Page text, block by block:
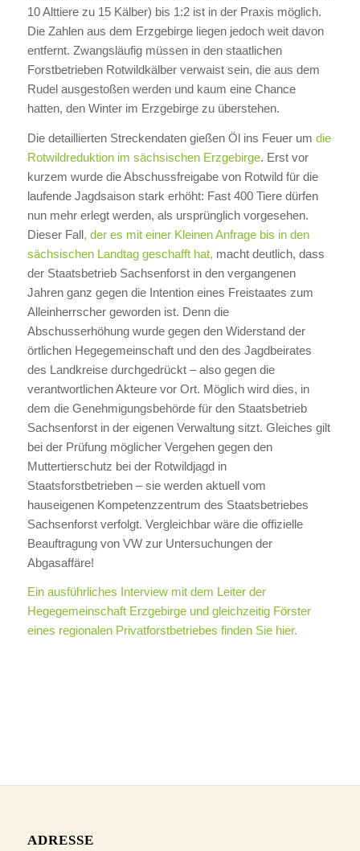
10 Alttiere zu 15 Kälber) bis 1:2 ist in der Praxis möglich.
Die Zahlen aus dem Erzgebirge liegen jedoch weit davon
entfernt. Zwangsläufig müssen in den staatlichen
Forstbetrieben Rotwildkälber verwaist sein, die aus dem
Rudel ausgestoßen werden und kaum eine Chance
hatten, den Winter im Erzgebirge zu überstehen.
Die detaillierten Streckendaten gießen Öl ins Feuer um die
Rotwildreduktion im sächsischen Erzgebirge. Erst vor
kurzem wurde die Abschussfreigabe von Rotwild für die
laufende Jagdsaison stark erhöht: Fast 400 Tiere dürfen
nun mehr erlegt werden, als ursprünglich vorgesehen.
Dieser Fall, der es mit einer Kleinen Anfrage bis in den
sächsischen Landtag geschafft hat, macht deutlich, dass
der Staatsbetrieb Sachsenforst in den vergangenen
Jahren ganz gegen die Intention eines Freistaates zum
Alleinherrscher geworden ist. Denn die
Abschusserhöhung wurde gegen den Widerstand der
örtlichen Hegegemeinschaft und den des Jagdbeirates
des Landkreise durchgedrückt – also gegen die
verantwortlichen Akteure vor Ort. Möglich wird dies, in
dem die Genehmigungsbehörde für den Staatsbetrieb
Sachsenforst in der eigenen Verwaltung sitzt. Gleiches gilt
bei der Prüfung möglicher Vergehen gegen den
Muttertierschutz bei der Rotwildjagd in
Staatsforstbetrieben – sie werden aktuell vom
hauseigenen Kompetenzzentrum des Staatsbetriebes
Sachsenforst verfolgt. Vergleichbar wäre die offizielle
Beauftragung von VW zur Untersuchungen der
Abgasaffäre!
Ein ausführliches Interview mit dem Leiter der
Hegegemeinschaft Erzgebirge und gleichzeitig Förster
eines regionalen Privatforstbetriebes finden Sie hier.
ADRESSE